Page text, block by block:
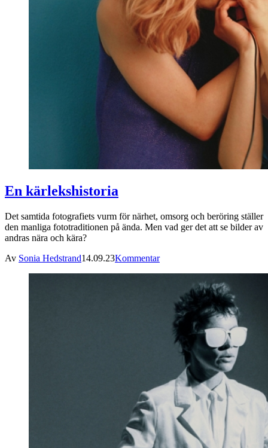
En kärlekshistoria
Det samtida fotografiets vurm för närhet, omsorg och beröring ställer
den manliga fototraditionen på ända. Men vad ger det att se bilder av
andras nära och kära?
Av Sonia Hedstrand14.09.23Kommentar